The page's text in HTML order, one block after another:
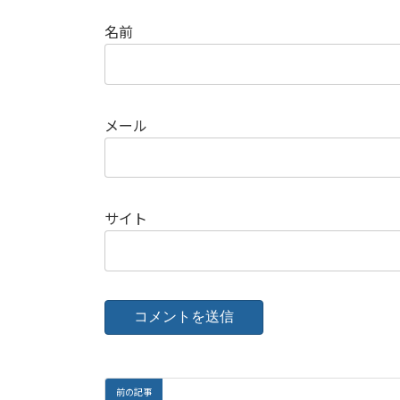
名前
メール
サイト
前の記事